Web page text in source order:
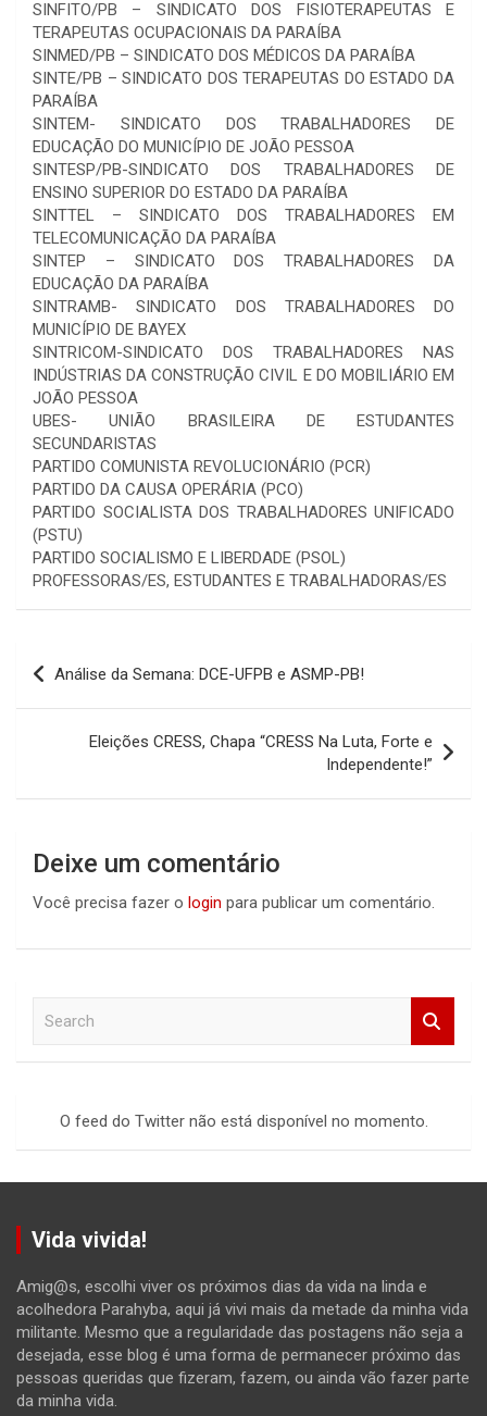
SINFITO/PB – SINDICATO DOS FISIOTERAPEUTAS E
TERAPEUTAS OCUPACIONAIS DA PARAÍBA
SINMED/PB – SINDICATO DOS MÉDICOS DA PARAÍBA
SINTE/PB – SINDICATO DOS TERAPEUTAS DO ESTADO DA
PARAÍBA
SINTEM- SINDICATO DOS TRABALHADORES DE
EDUCAÇÃO DO MUNICÍPIO DE JOÃO PESSOA
SINTESP/PB-SINDICATO DOS TRABALHADORES DE
ENSINO SUPERIOR DO ESTADO DA PARAÍBA
SINTTEL – SINDICATO DOS TRABALHADORES EM
TELECOMUNICAÇÃO DA PARAÍBA
SINTEP – SINDICATO DOS TRABALHADORES DA
EDUCAÇÃO DA PARAÍBA
SINTRAMB- SINDICATO DOS TRABALHADORES DO
MUNICÍPIO DE BAYEX
SINTRICOM-SINDICATO DOS TRABALHADORES NAS
INDÚSTRIAS DA CONSTRUÇÃO CIVIL E DO MOBILIÁRIO EM
JOÃO PESSOA
UBES- UNIÃO BRASILEIRA DE ESTUDANTES
SECUNDARISTAS
PARTIDO COMUNISTA REVOLUCIONÁRIO (PCR)
PARTIDO DA CAUSA OPERÁRIA (PCO)
PARTIDO SOCIALISTA DOS TRABALHADORES UNIFICADO
(PSTU)
PARTIDO SOCIALISMO E LIBERDADE (PSOL)
PROFESSORAS/ES, ESTUDANTES E TRABALHADORAS/ES
Navegação
de
Análise da Semana: DCE-UFPB e ASMP-PB!
Eleições CRESS, Chapa “CRESS Na Luta, Forte e
Independente!”
Deixe um comentário
Você precisa fazer o login para publicar um comentário.
O feed do Twitter não está disponível no momento.
Vida vivida!
Amig@s, escolhi viver os próximos dias da vida na linda e
acolhedora Parahyba, aqui já vivi mais da metade da minha vida
militante. Mesmo que a regularidade das postagens não seja a
desejada, esse blog é uma forma de permanecer próximo das
pessoas queridas que fizeram, fazem, ou ainda vão fazer parte
da minha vida.